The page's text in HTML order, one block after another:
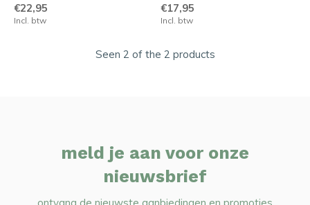
€22,95
Incl. btw
€17,95
Incl. btw
Seen 2 of the 2 products
meld je aan voor onze
nieuwsbrief
ontvang de nieuwste aanbiedingen en promoties